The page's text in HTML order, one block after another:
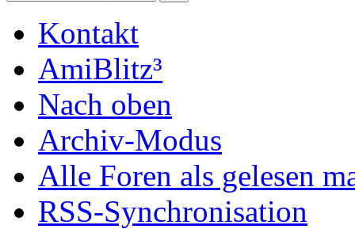
Kontakt
AmiBlitz³
Nach oben
Archiv-Modus
Alle Foren als gelesen
RSS-Synchronisation